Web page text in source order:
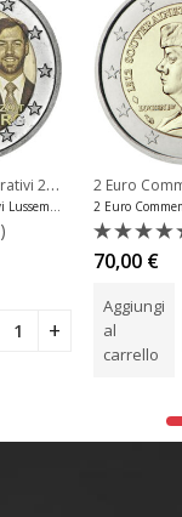
Germania
2 Euro Commemorativi 2012 2 Euro
2 Euro Commemorativi Lussemburgo 2012 Moneta Matrimonio
Valutato
0
5
70,00 €
Aggiungi
al
carrello